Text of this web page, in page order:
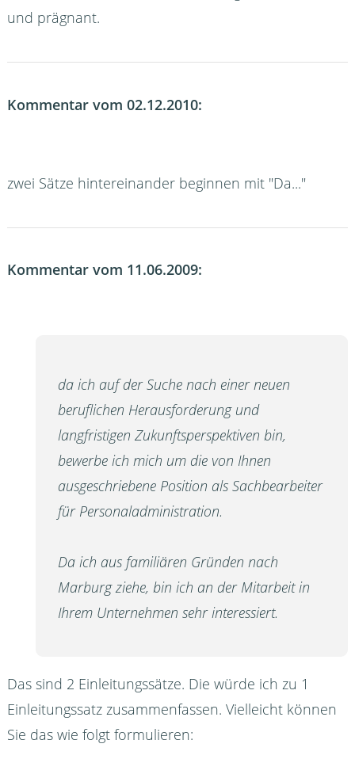
und prägnant.
Kommentar vom 02.12.2010:
zwei Sätze hintereinander beginnen mit "Da..."
Kommentar vom 11.06.2009:
da ich auf der Suche nach einer neuen
beruflichen Herausforderung und
langfristigen Zukunftsperspektiven bin,
bewerbe ich mich um die von Ihnen
ausgeschriebene Position als Sachbearbeiter
für Personaladministration.
Da ich aus familiären Gründen nach
Marburg ziehe, bin ich an der Mitarbeit in
Ihrem Unternehmen sehr interessiert.
Das sind 2 Einleitungssätze. Die würde ich zu 1
Einleitungssatz zusammenfassen. Vielleicht können
Sie das wie folgt formulieren: